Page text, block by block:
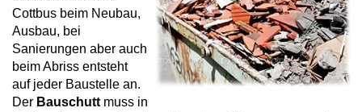
Cottbus beim Neubau,
Ausbau, bei
Sanierungen aber auch
beim Abriss entsteht
auf jeder Baustelle an.
Der Bauschutt muss in